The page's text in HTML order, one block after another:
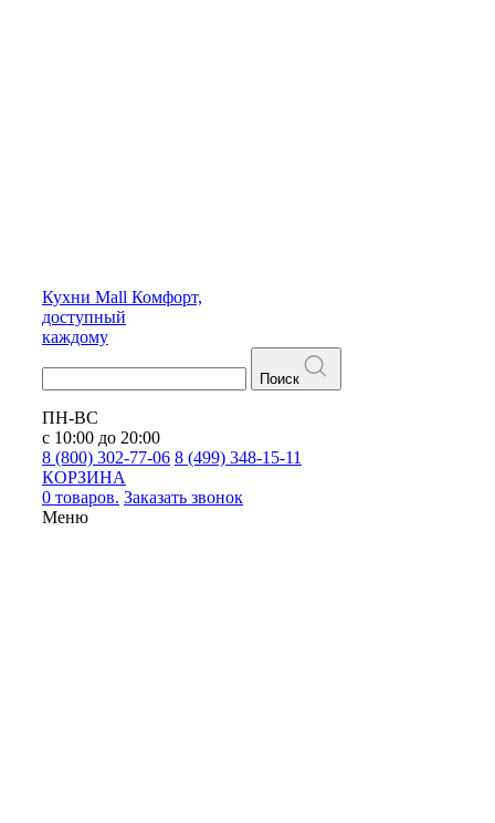
Кухни Mall Комфорт,
доступный
каждому
Поиск
ПН-ВС
с 10:00 до 20:00
8 (800) 302-77-06 8 (499) 348-15-11
КОРЗИНА
0 товаров. Заказать звонок
Меню